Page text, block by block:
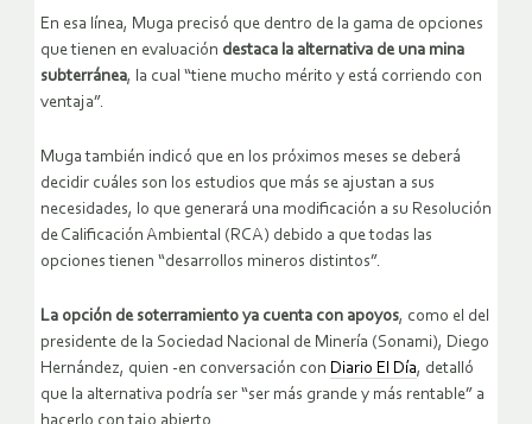
En esa línea, Muga precisó que dentro de la gama de opciones
que tienen en evaluación destaca la alternativa de una mina
subterránea, la cual “tiene mucho mérito y está corriendo con
ventaja”.
Muga también indicó que en los próximos meses se deberá
decidir cuáles son los estudios que más se ajustan a sus
necesidades, lo que generará una modificación a su Resolución
de Calificación Ambiental (RCA) debido a que todas las
opciones tienen “desarrollos mineros distintos”.
La opción de soterramiento ya cuenta con apoyos, como el del
presidente de la Sociedad Nacional de Minería (Sonami), Diego
Hernández, quien -en conversación con Diario El Día, detalló
que la alternativa podría ser “ser más grande y más rentable” a